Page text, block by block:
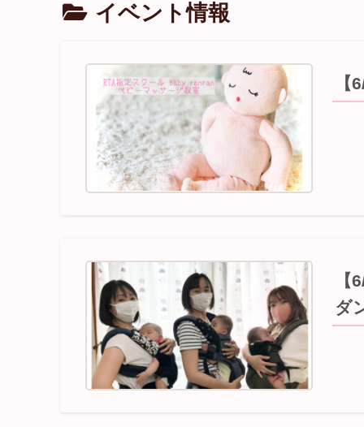
イベント情報
【
ダ